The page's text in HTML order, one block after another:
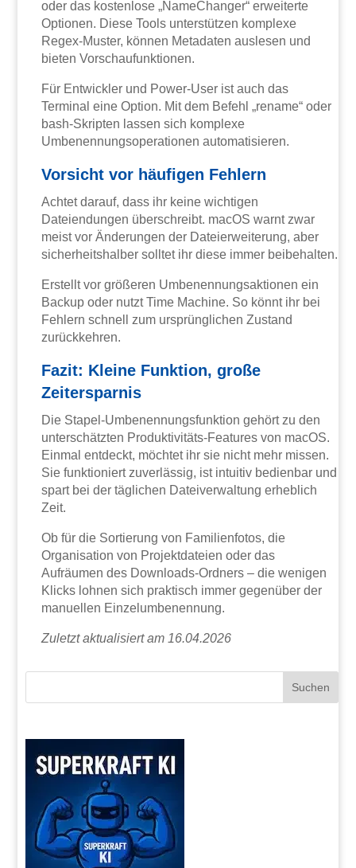
oder das kostenlose „NameChanger“ erweiterte
Optionen. Diese Tools unterstützen komplexe
Regex-Muster, können Metadaten auslesen und
bieten Vorschaufunktionen.
Für Entwickler und Power-User ist auch das
Terminal eine Option. Mit dem Befehl „rename“ oder
bash-Skripten lassen sich komplexe
Umbenennungsoperationen automatisieren.
Vorsicht vor häufigen Fehlern
Achtet darauf, dass ihr keine wichtigen
Dateiendungen überschreibt. macOS warnt zwar
meist vor Änderungen der Dateierweiterung, aber
sicherheitshalber solltet ihr diese immer beibehalten.
Erstellt vor größeren Umbenennungsaktionen ein
Backup oder nutzt Time Machine. So könnt ihr bei
Fehlern schnell zum ursprünglichen Zustand
zurückkehren.
Fazit: Kleine Funktion, große
Zeitersparnis
Die Stapel-Umbenennungsfunktion gehört zu den
unterschätzten Produktivitäts-Features von macOS.
Einmal entdeckt, möchtet ihr sie nicht mehr missen.
Sie funktioniert zuverlässig, ist intuitiv bedienbar und
spart bei der täglichen Dateiverwaltung erheblich
Zeit.
Ob für die Sortierung von Familienfotos, die
Organisation von Projektdateien oder das
Aufräumen des Downloads-Ordners – die wenigen
Klicks lohnen sich praktisch immer gegenüber der
manuellen Einzelumbenennung.
Zuletzt aktualisiert am 16.04.2026